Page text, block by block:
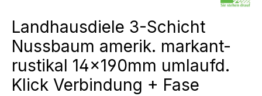
Landhausdiele 3-Schicht
Nussbaum amerik. markant-
rustikal 14x190mm umlaufd.
Klick Verbindung + Fase